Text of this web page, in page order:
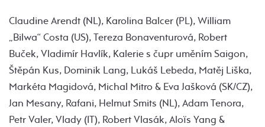
Claudine Arendt (NL), Karolina Balcer (PL), William
„Bilwa“ Costa (US), Tereza Bonaventurová, Robert
Buček, Vladimír Havlík, Kalerie s čupr uměním Saigon,
Štěpán Kus, Dominik Lang, Lukáš Lebeda, Matěj Liška,
Markéta Magidová, Michal Mitro & Eva Jašková (SK/CZ),
Jan Mesany, Rafani, Helmut Smits (NL), Adam Tenora,
Petr Valer, Vlady (IT), Robert Vlasák, Aloïs Yang &